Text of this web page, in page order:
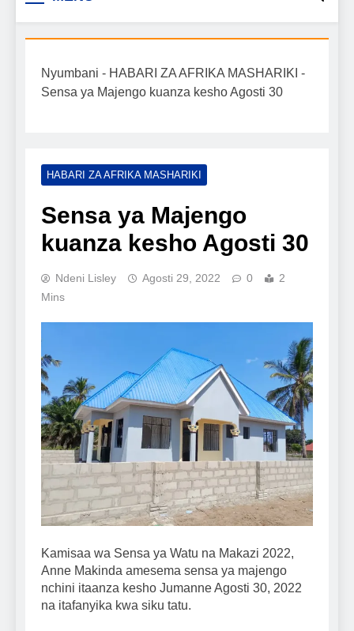
Tanzania
kilimo, mitindo, na burudani kwa Kiswahili,
mafanikio yako.
Nyumbani - HABARI ZA AFRIKA MASHARIKI -
Sensa ya Majengo kuanza kesho Agosti 30
HABARI ZA AFRIKA MASHARIKI
Sensa ya Majengo
kuanza kesho Agosti 30
Ndeni Lisley Agosti 29, 2022 0
2
Mins
Kamisaa wa Sensa ya Watu na Makazi 2022,
Anne Makinda amesema sensa ya majengo
nchini itaanza kesho Jumanne Agosti 30, 2022
na itafanyika kwa siku tatu.